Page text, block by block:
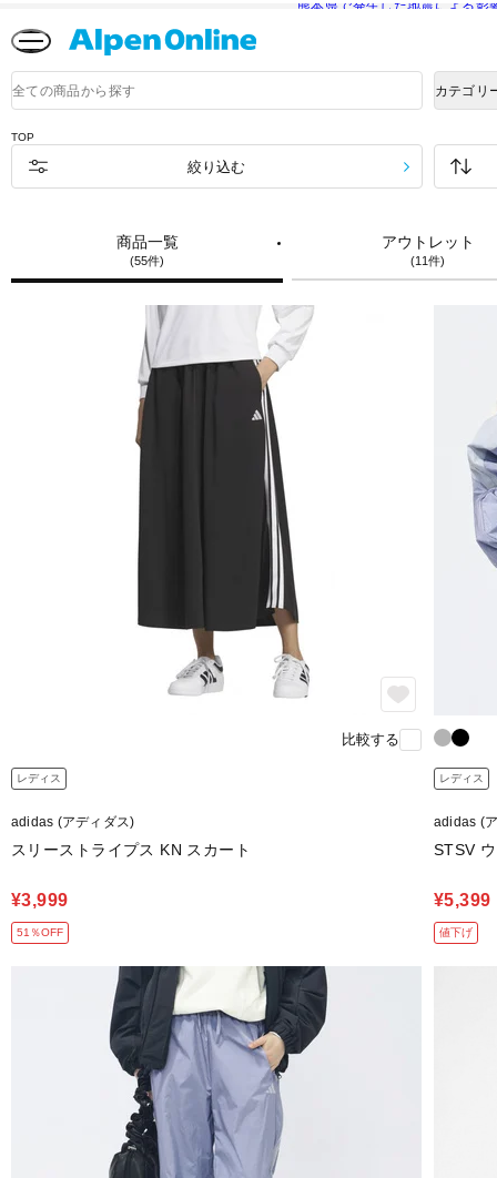
熊本県で発生した地震による影
品
検
カテゴリ
TOP
商品一覧
(55件)
アウトレット
(11件)
絞り込む
比較する
レディス
adidas (アディダス)
スリーストライプス KN スカート
¥3,999
51％OFF
レディス
adidas (
STSV
¥5,399
値下げ